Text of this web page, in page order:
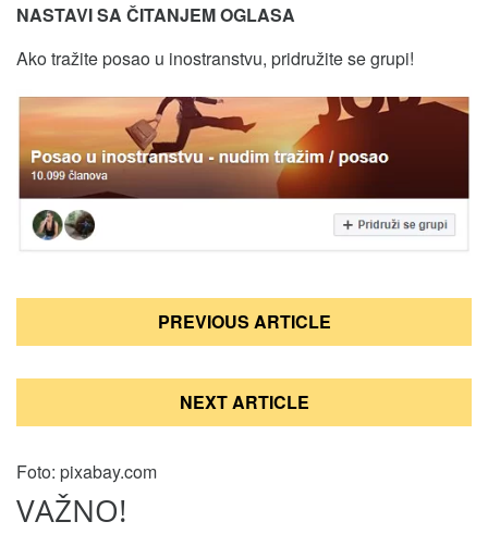
NASTAVI SA ČITANJEM OGLASA
Ako tražite posao u inostranstvu, pridružite se grupi!
Кретање
PREVIOUS ARTICLE
NEXT ARTICLE
Foto: pixabay.com
VAŽNO!